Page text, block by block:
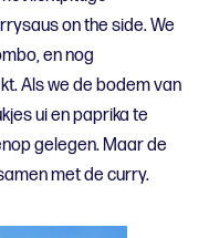
on the side. We
en nog
Als we de bodem van
ui en paprika te
gelegen. Maar de
met de curry.